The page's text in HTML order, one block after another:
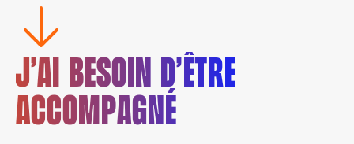
J’AI BESOIN D’ÊTRE
ACCOMPAGNÉ